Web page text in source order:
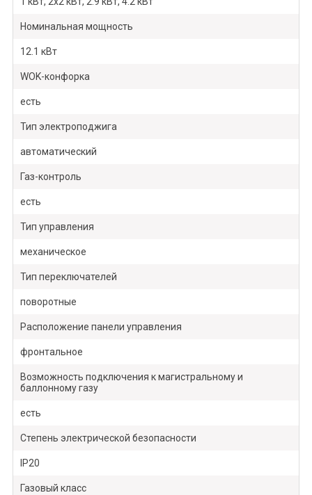
Номинальная мощность
12.1 кВт
WOK-конфорка
есть
Тип электроподжига
автоматический
Газ-контроль
есть
Тип управления
механическое
Тип переключателей
поворотные
Расположение панели управления
фронтальное
Возможность подключения к магистральному и
баллонному газу
есть
Степень электрической безопасности
IP20
Газовый класс